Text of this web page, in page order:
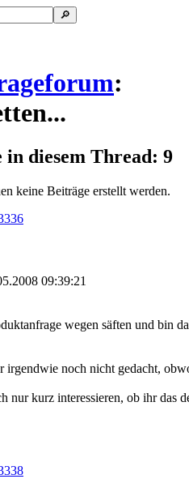
:
diesem Thread: 9
keine Beiträge erstellt werden.
09:39:21
wegen säften und bin
irgendwie noch nicht gedacht,
nur kurz interessieren, ob ihr das